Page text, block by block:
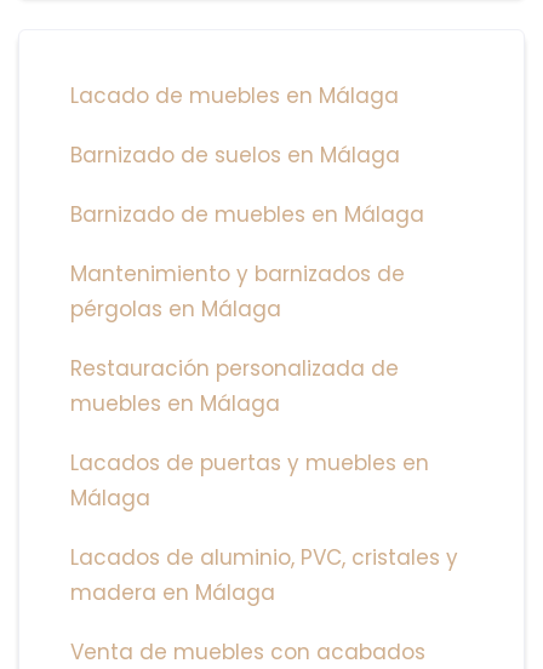
Lacado de muebles en Málaga
Barnizado de suelos en Málaga
Barnizado de muebles en Málaga
Mantenimiento y barnizados de
pérgolas en Málaga
Restauración personalizada de
muebles en Málaga
Lacados de puertas y muebles en
Málaga
Lacados de aluminio, PVC, cristales y
madera en Málaga
Venta de muebles con acabados